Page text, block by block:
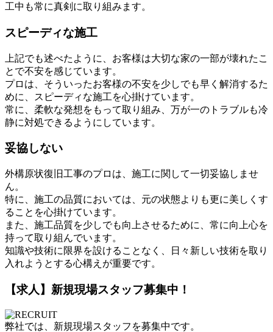
工中も常に真剣に取り組みます。
スピーディな施工
上記でも述べたように、お客様は大切な家の一部が壊れたこ
とで不安を感じています。
プロは、そういったお客様の不安を少しでも早く解消するた
めに、スピーディな施工を心掛けています。
常に、柔軟な発想をもって取り組み、万が一のトラブルも冷
静に対処できるようにしています。
妥協しない
外構原状復旧工事のプロは、施工に関して一切妥協しませ
ん。
特に、施工の品質においては、元の状態よりも更に美しくす
ることを心掛けています。
また、施工品質を少しでも向上させるために、常に向上心を
持って取り組んでいます。
知識や技術に限界を設けることなく、日々新しい技術を取り
入れようとする心構えが重要です。
【求人】新規現場スタッフ募集中！
弊社では、新規現場スタッフを募集中です。